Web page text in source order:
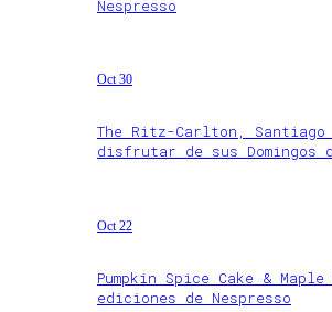
Nespresso
Oct 30
The Ritz-Carlton,
disfrutar de sus Domingos
Oct 22
Pumpkin Spice Cake &
ediciones de Nespresso